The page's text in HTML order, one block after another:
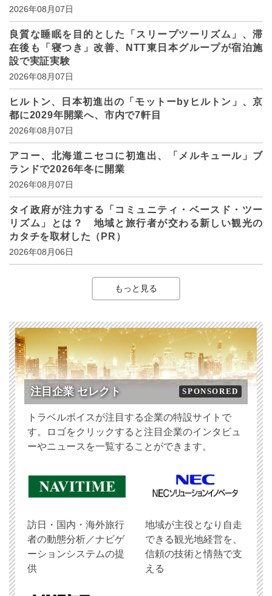
2026年08月07日
良質な睡眠を目的とした「スリープツーリズム」、滞
在後も「寝つき」改善、NTT東日本グループが宿泊施
設で実証実験
2026年08月07日
ヒルトン、日本初進出の「モットーbyヒルトン」、京
都に2029年開業へ、市内で7軒目
2026年08月07日
アコー、北海道ニセコに初進出、「メルキュール」ブ
ランドで2026年冬に開業
2026年08月07日
タイ政府が注力する「コミュニティ・ベースド・ツー
リズム」とは？ 地域と旅行者が交わる新しい観光の
カタチを取材した（PR）
2026年08月06日
もっと見る
注目企業 セレクト SPONSORED
トラベルボイスが注目する企業の特設サイトで
す。ロゴをクリックすると注目企業のインタビュ
ーやニュースを一覧することができます。
訪日・国内・海外旅行
者の動態分析／ナビゲ
ーションシステムの提
供
地域が主役となり自走
できる観光地経営を、
信頼の技術と情熱で支
える